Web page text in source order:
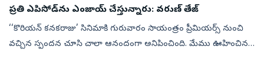
ప్రతి ఎపిసోడ్‌ను ఎంజాయ్‌ చేస్తున్నారు: వరుణ్‌ తేజ్‌
‘‘కొరియన్‌ కనకరాజు’ సినిమాకి గురువారం సాయంత్రం ప్రీమియర్స్‌ నుంచి
వచ్చిన స్పందన చూసి చాలా ఆనందంగా అనిపించింది. మేము ఊహించిన